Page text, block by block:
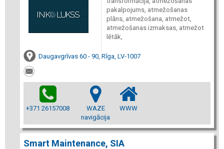
pakalpojums, atmežošanas
plāns, atmežošana, atmežot,
atmežošanas izmaksas, atmežot
lētāk,
Daugavgrīvas 60 - 90, Rīga, LV-1007
+371 26157008
WAZE
navigācija
WWW
Smart Maintenance, SIA